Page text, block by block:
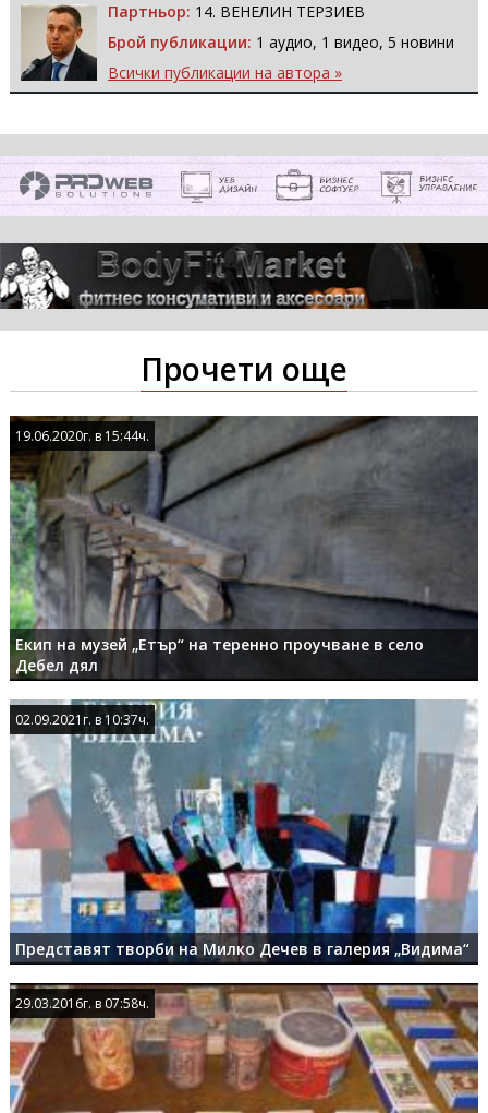
Партньор: 14. ВЕНЕЛИН ТЕРЗИЕВ
Брой публикации: 1 аудио, 1 видео, 5 новини
Всички публикации на автора »
Прочети още
Екип на музей „Етър“ на теренно проучване в село
Дебел дял
19.06.2020г. в 15:44ч.
19.06.2020г. в 15:44ч.
Представят творби на Милко Дечев в галерия „Видима“
02.09.2021г. в 10:37ч.
02.09.2021г. в 10:37ч.
29.03.2016г. в 07:58ч.
29.03.2016г. в 07:58ч.